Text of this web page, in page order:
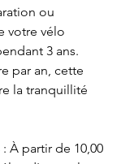
ou
votre vélo
3 ans.
par an, cette
la tranquillité
: À partir de 10,00